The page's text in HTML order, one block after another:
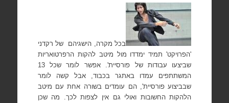
בכל מקרה, הישגיהם
של רקדני
'הפרויקט' תמיד ימדדו מול מיטב להקות הרפרטואריות
שביצעו עבודות של פורסיית'. אפשר לומר שכל 13
המשתתפים עמדו באתגר בכבוד, אבל קשה לומר
שבביצוע פורסיית', הם עומדים בשורה אחת עם מיטב
הלהקות החשובות ואולי גם אין לצפות לכך. מה שכן